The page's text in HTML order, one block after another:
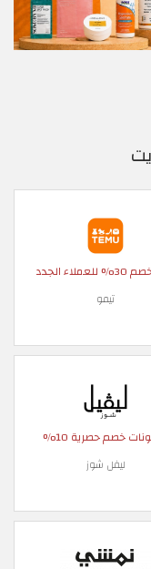
الجدد
تيمو
خصم حصرية 10%
ليفل شوز